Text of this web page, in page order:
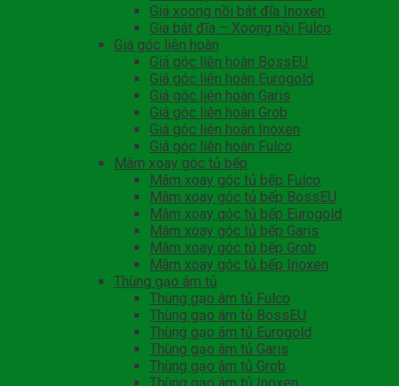
Giá xoong nồi bát đĩa Inoxen
Gia bát đĩa – Xoong nồi Fulco
Giá góc liên hoàn
Giá góc liên hoàn BossEU
Giá góc liên hoàn Eurogold
Giá góc liên hoàn Garis
Giá góc liên hoàn Grob
Giá góc liên hoàn Inoxen
Giá góc liên hoàn Fulco
Mâm xoay góc tủ bếp
Mâm xoay góc tủ bếp Fulco
Mâm xoay góc tủ bếp BossEU
Mâm xoay góc tủ bếp Eurogold
Mâm xoay góc tủ bếp Garis
Mâm xoay góc tủ bếp Grob
Mâm xoay góc tủ bếp Inoxen
Thùng gạo âm tủ
Thùng gạo âm tủ Fulco
Thùng gạo âm tủ BossEU
Thùng gạo âm tủ Eurogold
Thùng gạo âm tủ Garis
Thùng gạo âm tủ Grob